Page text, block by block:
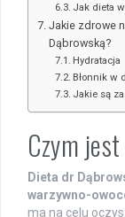
Jak dieta
Jakie zdrowe
Dąbrowską?
Hydratacja
Błonnik w
Jakie są
Czym
Dieta dr
warzywno-
ma na celu